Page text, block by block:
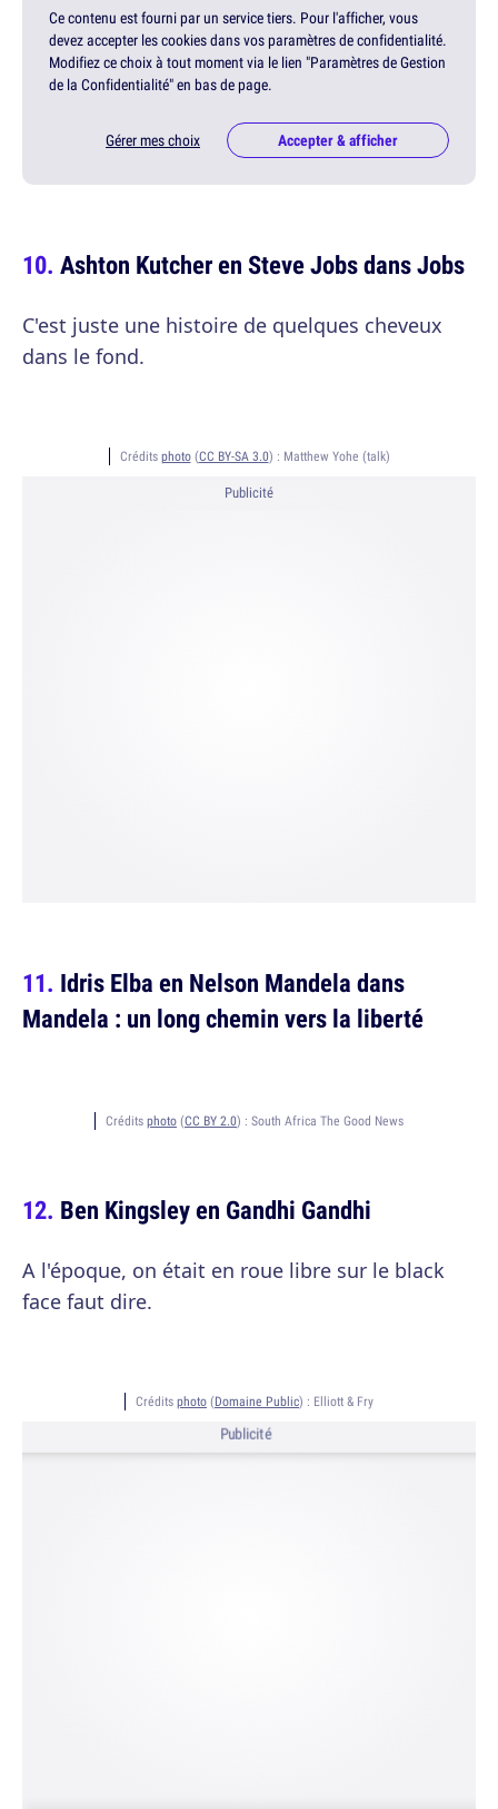
Ce contenu est fourni par un service tiers. Pour l'afficher, vous
devez accepter les cookies dans vos paramètres de confidentialité.
Modifiez ce choix à tout moment via le lien "Paramètres de Gestion
de la Confidentialité" en bas de page.
Gérer mes choix Accepter & afficher
Ashton Kutcher en Steve Jobs dans Jobs
C'est juste une histoire de quelques cheveux
dans le fond.
Crédits photo(CC BY-SA 3.0) : Matthew Yohe (talk)
Publicité
Idris Elba en Nelson Mandela dans
Mandela : un long chemin vers la liberté
Crédits photo (CC BY 2.0) : South Africa The Good News
Ben Kingsley en Gandhi Gandhi
A l'époque, on était en roue libre sur le black
face faut dire.
Crédits photo (Domaine Public) : Elliott & Fry
Publicité